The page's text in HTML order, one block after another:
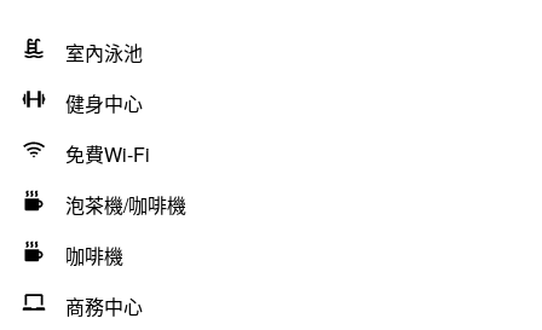
室內泳池
健身中心
免費Wi-Fi
泡茶機/咖啡機
咖啡機
商務中心